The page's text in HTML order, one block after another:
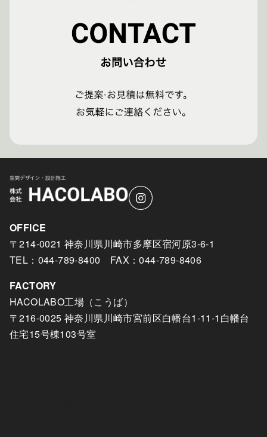
OFFICE
〒214-0021 神奈川県川崎市多摩区宿河原3-6-1
TEL：044-789-8400 FAX：044-789-8406
FACTORY
HACOLABO工場（こうば）
〒216-0025 神奈川県川崎市宮前区白幡台1-11-1白幡台
住宅15号棟103号室